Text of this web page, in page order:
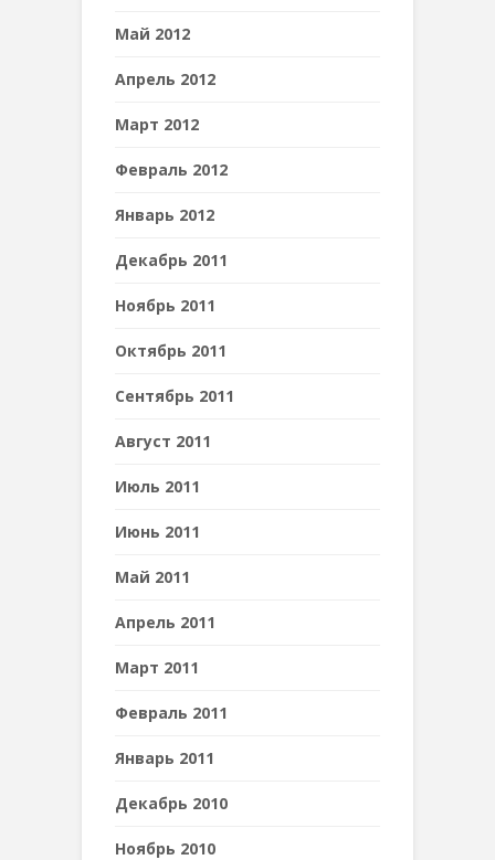
Май 2012
Апрель 2012
Март 2012
Февраль 2012
Январь 2012
Декабрь 2011
Ноябрь 2011
Октябрь 2011
Сентябрь 2011
Август 2011
Июль 2011
Июнь 2011
Май 2011
Апрель 2011
Март 2011
Февраль 2011
Январь 2011
Декабрь 2010
Ноябрь 2010